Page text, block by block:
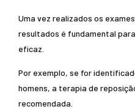
Uma vez realizados os
resultados é fundamental
eficaz.
Por exemplo, se for
homens, a terapia de
recomendada.